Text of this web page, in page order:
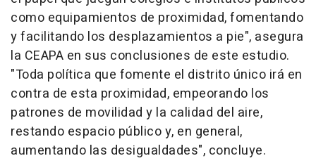
como equipamientos de proximidad, fomentando
y facilitando los desplazamientos a pie", asegura
la CEAPA en sus conclusiones de este estudio.
"Toda política que fomente el distrito único irá en
contra de esta proximidad, empeorando los
patrones de movilidad y la calidad del aire,
restando espacio público y, en general,
aumentando las desigualdades", concluye.